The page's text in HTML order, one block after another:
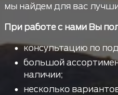
мы найдем для вас
При работе с нами Вы
консультацию по
большой
наличии;
несколько